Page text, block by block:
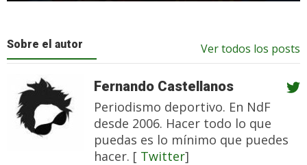
Sobre el autor Ver todos los posts
Fernando Castellanos
Periodismo deportivo. En NdF
desde 2006. Hacer todo lo que
puedas es lo mínimo que puedes
hacer. [ Twitter]